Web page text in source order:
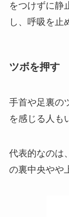
をつけずに静
し、呼吸を止
ツボを押す
手首や足裏の
を感じる人も
代表的なのは
の裏中央やや